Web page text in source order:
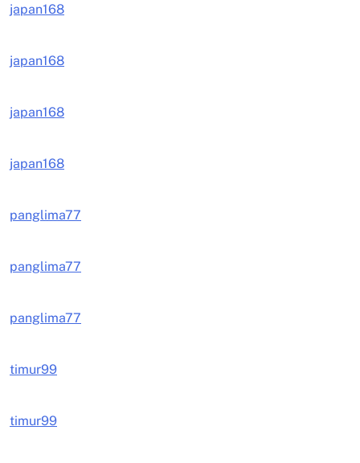
japan168
japan168
japan168
japan168
panglima77
panglima77
panglima77
timur99
timur99